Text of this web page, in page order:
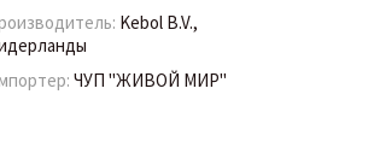
Kebol B.V.,
ЧУП "ЖИВОЙ МИР"